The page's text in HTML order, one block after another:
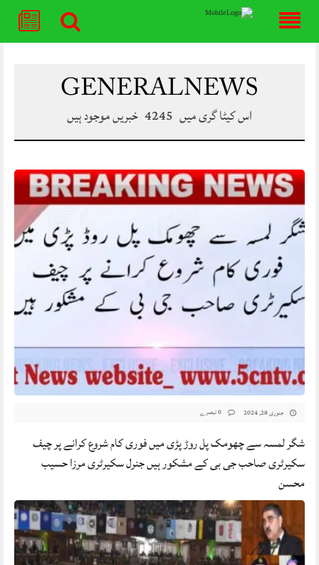
GENERAL NEWS
اس کیٹا گری میں 4245 خبریں موجود ہیں
جنوری 28, 2024
شگر لمسہ سے چھومک پل روڑ پڑی میں فوری کام شروع کرانے پر چیف
سکیرٹری صاحب جی بی کے مشکور ہیں جنرل سکیرٹری مرزا حسیب
محسن